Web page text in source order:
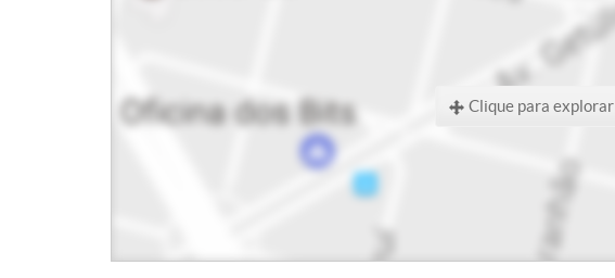
Clique para explorar